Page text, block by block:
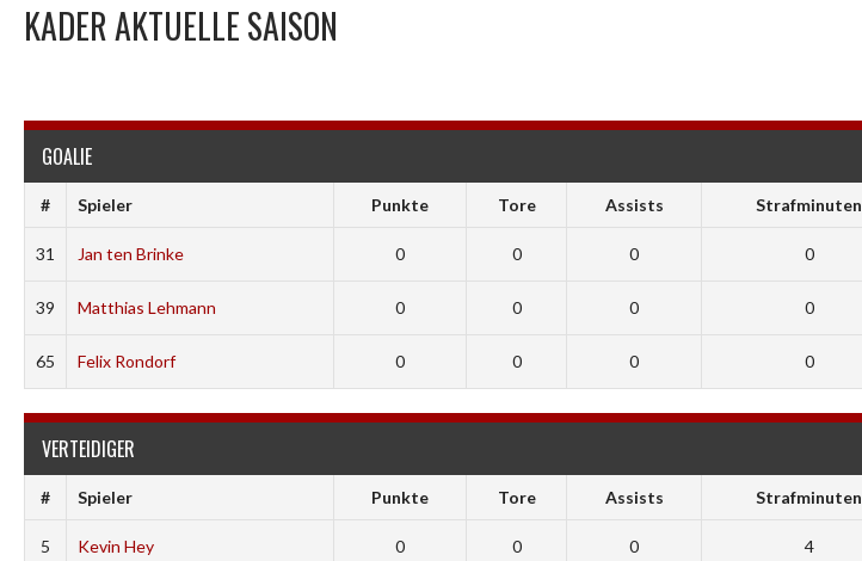
KADER AKTUELLE SAISON
GOALIE
# Spieler Punkte Tore Assists Strafminuten
31 Jan ten Brinke 0 0 0 0
39 Matthias Lehmann 0 0 0 0
65 Felix Rondorf 0 0 0 0
VERTEIDIGER
# Spieler Punkte Tore Assists Strafminuten
5 Kevin Hey 0 0 0 4